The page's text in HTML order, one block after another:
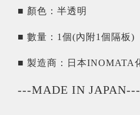
■ 顏色：半透明
■ 數量：1個(內附1個隔板)
■ 製造商：日本INOMATA
---MADE IN JAPAN---